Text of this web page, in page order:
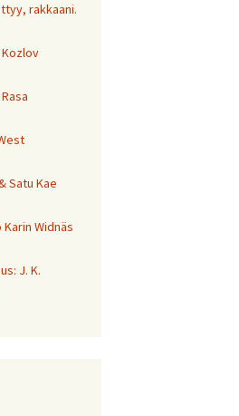
rakkaani.
Kozlov
Satu Kae
Widnäs
J. K.